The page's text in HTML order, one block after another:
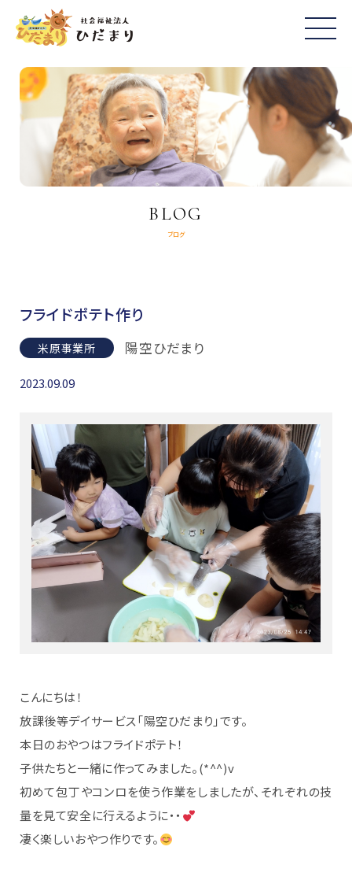
BLOG
ブログ
フライドポテト作り
米原事業所 陽空ひだまり
2023.09.09
こんにちは！
放課後等デイサービス「陽空ひだまり」です。
本日のおやつはフライドポテト！
子供たちと一緒に作ってみました。(*^^)v
初めて包丁やコンロを使う作業をしましたが、それぞれの技
量を見て安全に行えるように・・
凄く楽しいおやつ作りです。